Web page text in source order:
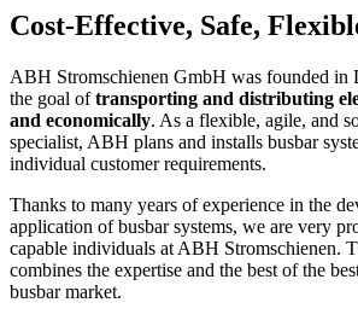
Cost-Effective, Safe,
ABH Stromschienen GmbH was founded in
the goal oftransporting and distributing
and economically. As a flexible, agile, and
specialist, ABH plans and installs busbar
individual customer requirements.
Thanks to many years of experience in the
application of busbar systems, we are very
capable individuals at ABH Stromschienen.
combines the expertise and the best of the
busbar market.